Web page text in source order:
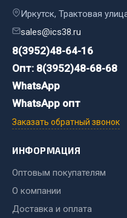
Электрооборудование
Запчасти Урал
Двигатель
Система питания
Система выпуска газа
Система охлаждения
Сцепление
Иркутск, Трактовая
sales@ics38.ru
8(3952)48-64-16
Опт: 8(3952)48-68-68
WhatsApp
WhatsApp опт
Заказать обратный звонок
ИНФОРМАЦИЯ
Оптовым покупателям
О компании
Доставка и оплата